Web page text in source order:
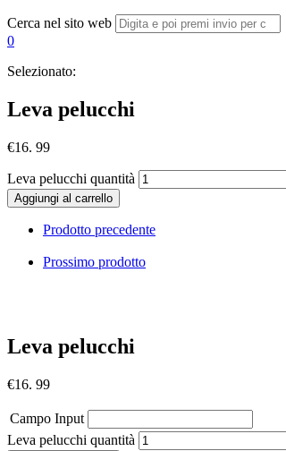
Cerca nel sito web
0
Selezionato:
Leva pelucchi
€16. 99
Leva pelucchi quantità
Aggiungi al carrello
Prodotto precedente
Prossimo prodotto
Leva pelucchi
€16. 99
Campo Input
Leva pelucchi quantità